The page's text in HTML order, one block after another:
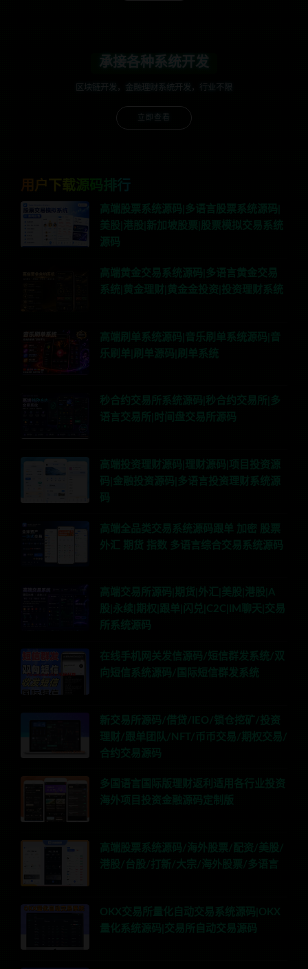
承接各种系统开发
区块链开发，金融理财系统开发，行业不限
立即查看
用户下载源码排行
高端股票系统源码|多语言股票系统源码|
美股|港股|新加坡股票|股票模拟交易系统
源码
高端黄金交易系统源码|多语言黄金交易
系统|黄金理财|黄金金投资|投资理财系统
高端刷单系统源码|音乐刷单系统源码|音
乐刷单|刷单源码|刷单系统
秒合约交易所系统源码|秒合约交易所|多
语言交易所|时间盘交易所源码
高端投资理财源码|理财源码|项目投资源
码|金融投资源码|多语言投资理财系统源
码
高端全品类交易系统源码跟单 加密 股票
外汇 期货 指数 多语言综合交易系统源码
高端交易所源码|期货|外汇|美股|港股|A
股|永续|期权|跟单|闪兑|C2C|IM聊天|交易
所系统源码
在线手机网关发信源码/短信群发系统/双
向短信系统源码/国际短信群发系统
新交易所源码/借贷/IEO/锁仓挖矿/投资
理财/跟单团队/NFT/币币交易/期权交易/
合约交易源码
多国语言国际版理财返利适用各行业投资
海外项目投资金融源码定制版
高端股票系统源码/海外股票/配资/美股/
港股/台股/打新/大宗/海外股票/多语言
OKX交易所量化自动交易系统源码|OKX
量化系统源码|交易所自动交易源码